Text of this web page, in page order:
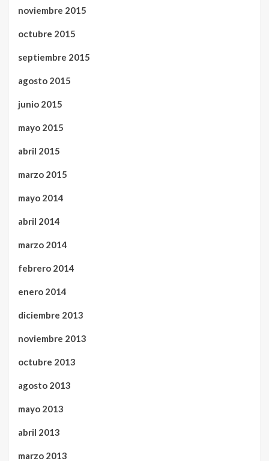
noviembre 2015
octubre 2015
septiembre 2015
agosto 2015
junio 2015
mayo 2015
abril 2015
marzo 2015
mayo 2014
abril 2014
marzo 2014
febrero 2014
enero 2014
diciembre 2013
noviembre 2013
octubre 2013
agosto 2013
mayo 2013
abril 2013
marzo 2013